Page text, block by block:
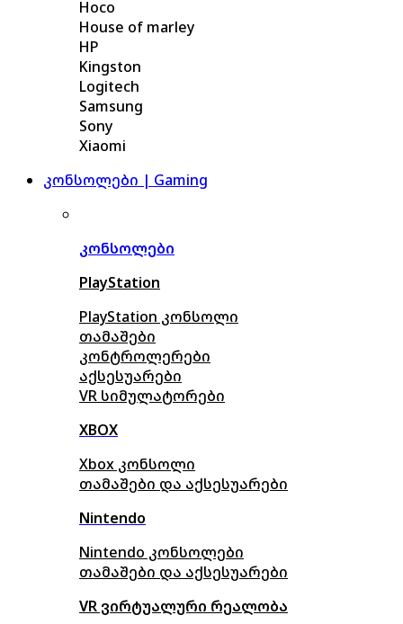
Hoco
House of marley
HP
Kingston
Logitech
Samsung
Sony
Xiaomi
კონსოლები | Gaming
კონსოლები
PlayStation
PlayStation კონსოლი
თამაშები
კონტროლერები
აქსესუარები
VR სიმულატორები
XBOX
Xbox კონსოლი
თამაშები და აქსესუარები
Nintendo
Nintendo კონსოლები
თამაშები და აქსესუარები
VR ვირტუალური რეალობა